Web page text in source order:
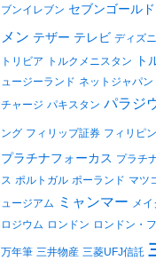
ブンイレブン セブンゴールド
メン テザー テレビ ディズ
トリビア
トルクメニスタン ト
ュージーランド ネットジャパン
チャージ パキスタン パラジ
ング フィリップ証券 フィリピン
プラチナフォーカス プラチ
ス ポルトガル ポーランド マツ
ュージアム
ミャンマー メイ
ロジウム ロンドン ロンドン・
万年筆 三井物産 三菱UFJ信託